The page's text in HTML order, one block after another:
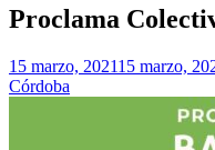
Proclama
15 marzo, 202115 marzo,
Córdoba